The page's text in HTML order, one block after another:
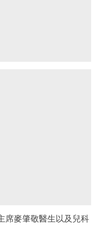
席麥肇敬醫生以及兒科